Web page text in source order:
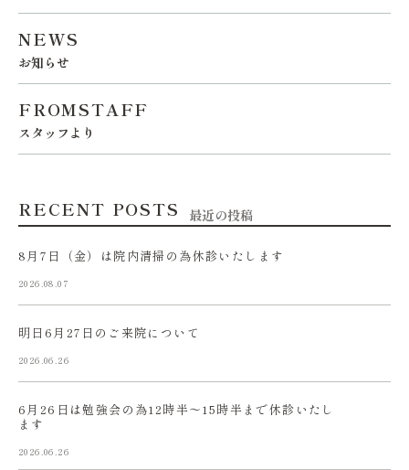
NEWS
お知らせ
FROMSTAFF
スタッフより
RECENT POSTS 最近の投稿
8月7日（金）は院内清掃の為休診いたします
2026.08.07
明日6月27日のご来院について
2026.06.26
6月26日は勉強会の為12時半〜15時半まで休診いたし
ます
2026.06.26